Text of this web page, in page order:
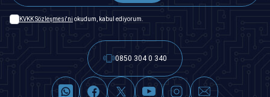
KVKK Sözleşmesi'ni okudum, kabul ediyorum.
0850 304 0 340